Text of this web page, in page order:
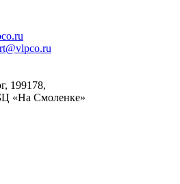
199178,
«На Смоленке»